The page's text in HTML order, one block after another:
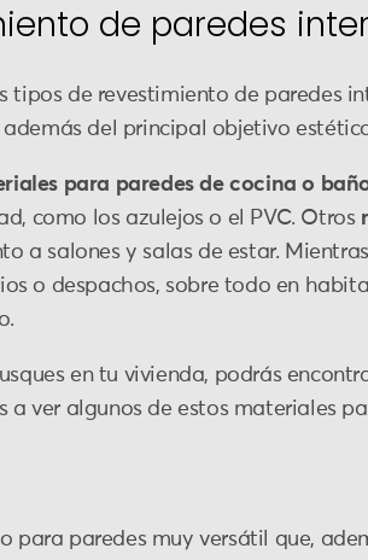
de paredes
tipos de revestimiento de paredes
además del principal objetivo
para paredes de cocina o
como los azulejos o el PVC. Otros
a salones y salas de estar.
o despachos, sobre todo en
en tu vivienda, podrás
a ver algunos de estos materiales
para paredes muy versátil que,